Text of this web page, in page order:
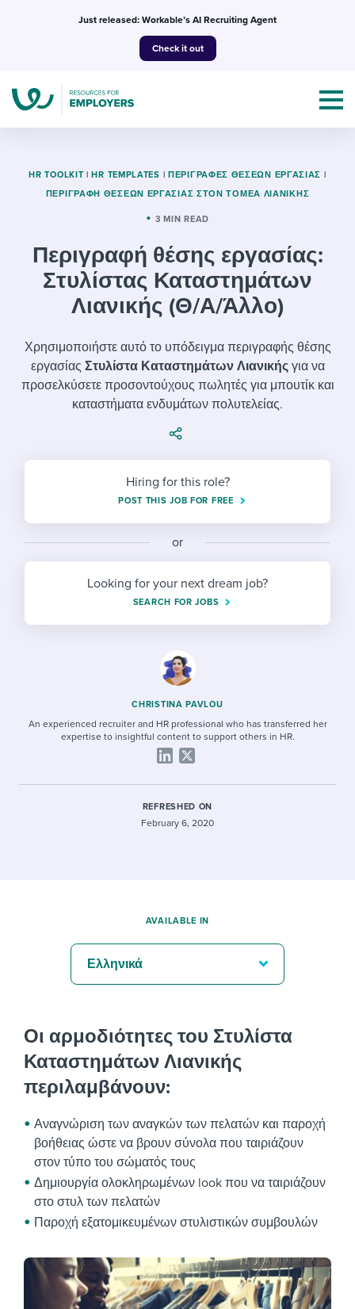
Just released: Workable’s AI Recruiting Agent
Check it out
Topics
I NEED HELP WITH...
Evaluating candidates
Working together with others
Maintaining hiring pipelines
Ensuring compliance
Finding and attracting people
Digitizing work processes
Templates & Guides
Job description templates
Interview question templates
Policy templates
Step-by-step tutorials
Workable Academy
I’m a jobseeker
I WANT TO LEARN ABOUT...
Applying for a job
Interview process
Pay & benefits
Career development
Workable customer stories
Explore Workable
Start a free trial
HR TOOLKIT | HR TEMPLATES | ΠΕΡΙΓΡΑΦΈΣ ΘΈΣΕΩΝ ΕΡΓΑΣΊΑΣ |
ΠΕΡΙΓΡΑΦΉ ΘΈΣΕΩΝ ΕΡΓΑΣΊΑΣ ΣΤΟΝ ΤΟΜΈΑ ΛΙΑΝΙΚΉΣ
3 MIN READ
Περιγραφή θέσης εργασίας:
Στυλίστας Καταστημάτων
Λιανικής (Θ/Α/Άλλο)
Χρησιμοποιήστε αυτό το υπόδειγμα περιγραφής θέσης
εργασίας Στυλίστα Καταστημάτων Λιανικήςγια να
προσελκύσετε προσοντούχους πωλητές για μπουτίκ και
καταστήματα ενδυμάτων πολυτελείας.
Hiring for this role?
POST THIS JOB FOR FREE
or
Looking for your next dream job?
SEARCH FOR JOBS
CHRISTINA PAVLOU
An experienced recruiter and HR professional who has transferred her
expertise to insightful content to support others in HR.
REFRESHED ON
February 6, 2020
Οι αρμοδιότητες του Στυλίστα
Καταστημάτων Λιανικής
περιλαμβάνουν:
Αναγνώριση των αναγκών των πελατών και παροχή
βοήθειας ώστε να βρουν σύνολα που ταιριάζουν
στον τύπο του σώματός τους
Δημιουργία ολοκληρωμένων look που να ταιριάζουν
στο στυλ των πελατών
Παροχή εξατομικευμένων στυλιστικών συμβουλών
AVAILABLE IN
Ελληνικά